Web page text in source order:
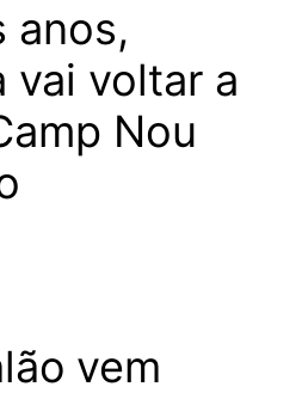
anos,
vai voltar a
Nou
vem